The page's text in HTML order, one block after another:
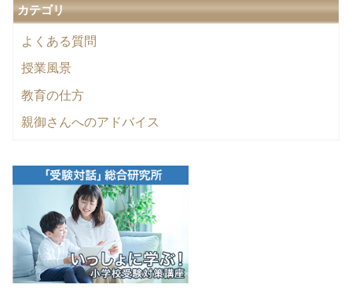
カテゴリ
よくある質問
授業風景
教育の仕方
親御さんへのアドバイス